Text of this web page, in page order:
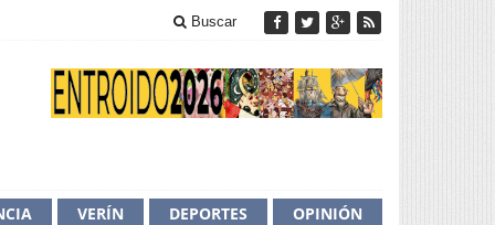
Buscar
OPINIÓN
DEPORTES
VERÍN